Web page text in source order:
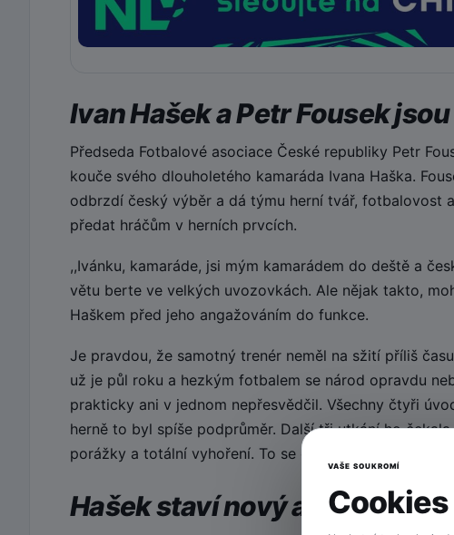
Ivan Hašek a Petr Fousek
Předseda Fotbalové asociace České republiky Petr
kouče svého dlouholetého kamaráda Ivana Haška.
odbrzdí český výběr a dá týmu herní tvář, fotbalovost
předat hráčům v herních prvcích.
,,Ivánku, kamaráde, jsi mým kamarádem do deště a
větu berte ve velkých uvozovkách. Ale nějak takto,
Haškem před jeho angažováním do funkce.
Je pravdou, že samotný trenér neměl na sžití příliš
už je půl roku a hezkým fotbalem se národ opravdu
prakticky ani v jednom nepřesvědčil. Všechny čtyři
herně to byl spíše podprůměr. Další tři utkání ho
porážky a totální vyhoření. To se opravdu nepovedlo,
Hašek staví nový a mladý tým
VAŠE SOUKROMÍ